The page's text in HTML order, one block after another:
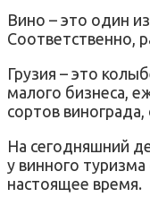
Вино – это один
Соответственно,
Грузия – это
малого бизнеса,
сортов
На сегодняшний
у винного
настоящее время.